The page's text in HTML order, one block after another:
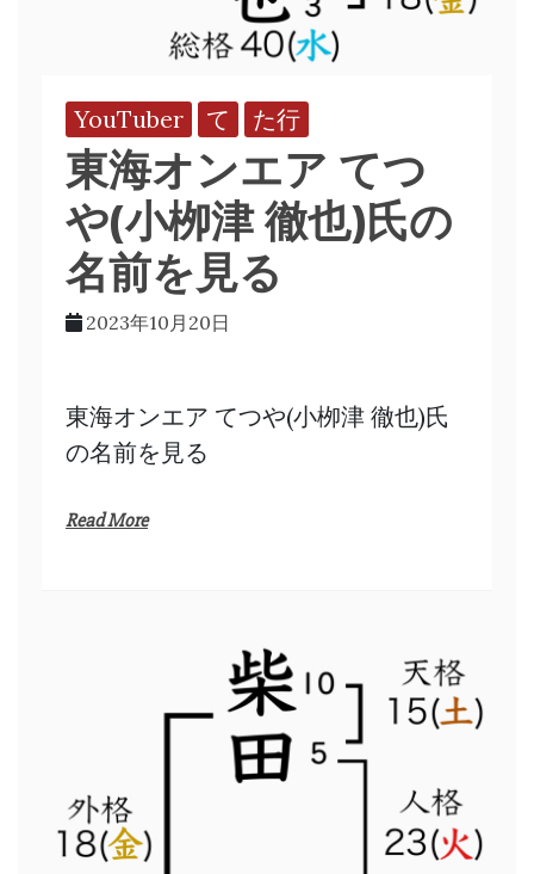
YouTuber て た行
東海オンエア てつ
や(小栁津 徹也)氏の
名前を見る
2023年10月20日
東海オンエア てつや(小栁津 徹也)氏
の名前を見る
Read More